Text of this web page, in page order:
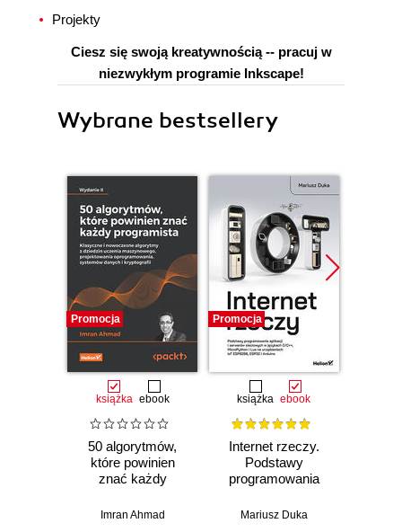
Projekty
Ciesz się swoją kreatywnością -- pracuj w
niezwykłym programie Inkscape!
Wybrane bestsellery
Promocja
książka ebook
50 algorytmów,
które powinien
znać każdy
Klasyczne i
Imran Ahmad
Promocja
książka ebook
Internet rzeczy.
Podstawy
programowania
sieciowych w
Mariusz Duka